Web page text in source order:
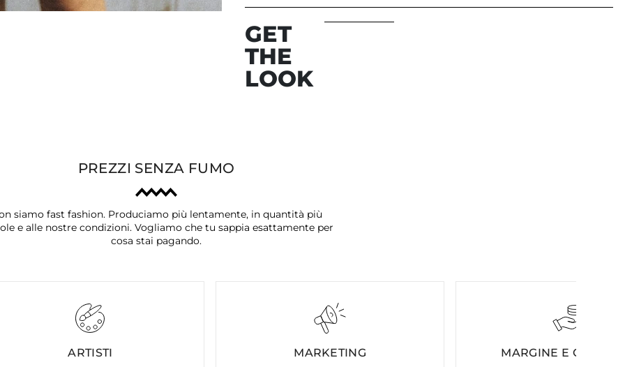
GET
THE
LOOK
PREZZI SENZA FUMO
siamo fast fashion. Produciamo più lentamente, in quantità più
e alle nostre condizioni. Vogliamo che tu sappia esattamente per
cosa stai pagando.
ARTISTI MARKETING MARGINE E COSTI